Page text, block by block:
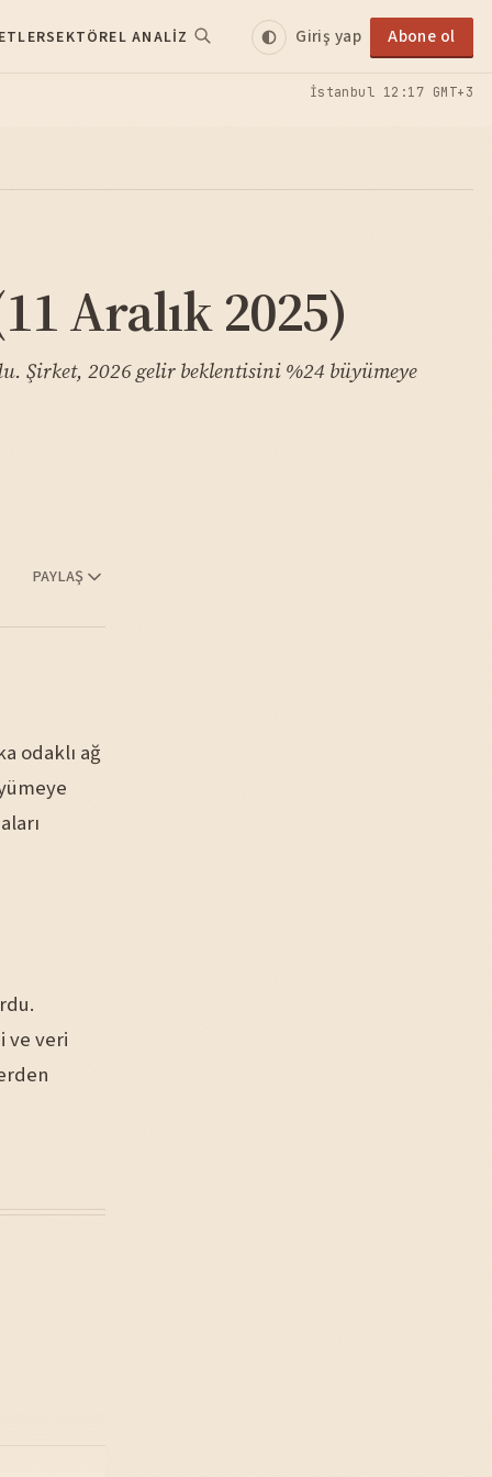
SEKTÖREL ANALIZ Giriş yap Abone ol
İstanbul 12:17 GMT+3
Aralık 2025)
Şirket, 2026 gelir beklentisini %24 büyümeye
PAYLAŞ
odaklı ağ
ve veri